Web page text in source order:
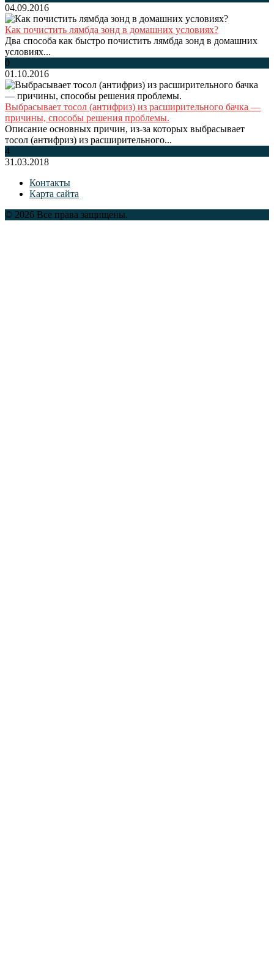
04.09.2016
Как почистить лямбда зонд в домашних условиях?
Два способа как быстро почистить лямбда зонд в домашних
условиях...
0
01.10.2016
Выбрасывает тосол (антифриз) из расширительного бачка —
причины, способы решения проблемы.
Описание основных причин, из-за которых выбрасывает
тосол (антифриз) из расширительного...
4
31.03.2018
Контакты
Карта сайта
© 2026 Все права защищены.